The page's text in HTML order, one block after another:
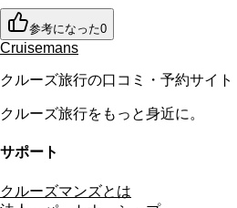
参考になった0
Cruisemans
クルーズ旅行の口コミ・予約サイト
クルーズ旅行をもっと身近に。
サポート
クルーズマンズとは